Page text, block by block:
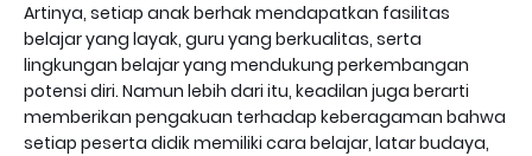
Artinya, setiap anak berhak mendapatkan fasilitas
belajar yang layak, guru yang berkualitas, serta
lingkungan belajar yang mendukung perkembangan
potensi diri. Namun lebih dari itu, keadilan juga berarti
memberikan pengakuan terhadap keberagaman bahwa
setiap peserta didik memiliki cara belajar, latar budaya,